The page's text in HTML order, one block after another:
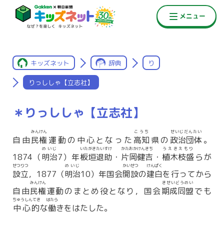
キッズネット 辞典 り
りっししゃ【立志社】
＊りっししゃ【立志社】
自由民権
みんけん
運動の中心となった 高知
こうち
県の 政治団体
せいじだんたい
。
1874（明治
めいじ
7）年板垣退助
いたがきたいすけ
・ 片岡健吉
かたおかけんきち
・ 植木枝盛
うえきえもり
らが
設立
せつりつ
，1877（明治
めいじ
10）年国会開設
かいせつ
の建白
けんぱく
を行ってから
自由民権
みんけん
運動のまとめ役となり，国会期成同盟
きせいどうめい
でも
中心的
ちゅうしんてき
な働
はたら
きをはたした。